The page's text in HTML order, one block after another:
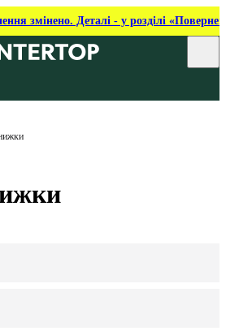
змінено. Деталі - у розділі